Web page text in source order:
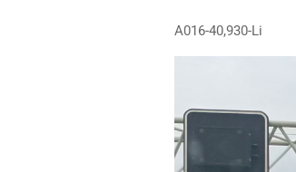
A016-40,930-Li